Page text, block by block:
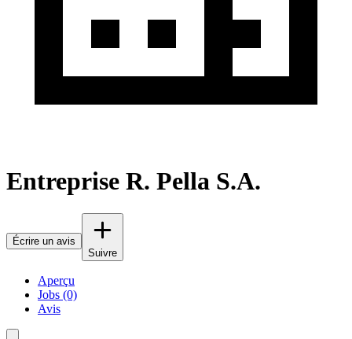
Entreprise R. Pella S.A.
Écrire un avis
Suivre
Aperçu
Jobs (0)
Avis